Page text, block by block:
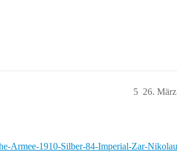
26.
5
Armee-1910-Silber-84-Imperial-Zar-